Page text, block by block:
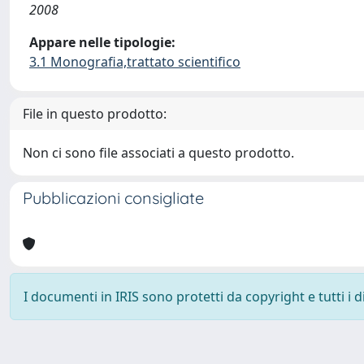
2008
Appare nelle tipologie:
3.1 Monografia,trattato scientifico
File in questo prodotto:
Non ci sono file associati a questo prodotto.
Pubblicazioni consigliate
I documenti in IRIS sono protetti da copyright e tutti i